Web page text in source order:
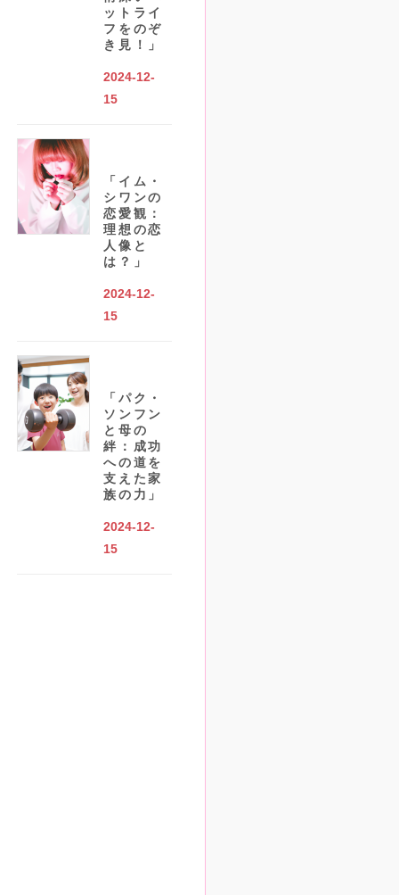
ットライ
フをのぞ
き見！」
2024-12-
15
「イム・
シワンの
恋愛観：
理想の恋
人像と
は？」
2024-12-
15
「パク・
ソンフン
と母の
絆：成功
への道を
支えた家
族の力」
2024-12-
15